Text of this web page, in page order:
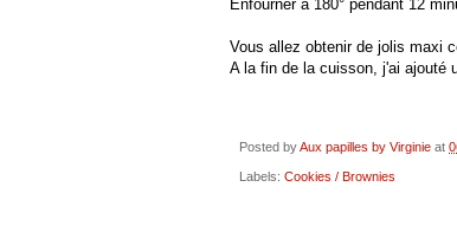
Enfourner à 180° pendant 12
Vous allez obtenir de jolis maxi
A la fin de la cuisson, j'ai ajouté
Posted byAux papilles by Virginie at
Labels: Cookies / Brownies